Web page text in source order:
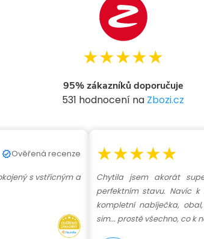
★★★★★
95% zákazníků doporučuje
531 hodnocení na Zbozi.cz
Ověřená recenze
s vstřícným a
★★★★★
Chytila jsem akorát
perfektním stavu. Navíc
kompletní nabíječka,
sim... prostě všechno, co k